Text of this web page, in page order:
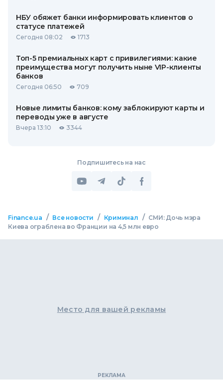
НБУ обяжет банки информировать клиентов о
статусе платежей
Сегодня 08:02 1713
Топ-5 премиальных карт с привилегиями: какие
преимущества могут получить ныне VIP-клиенты
банков
Сегодня 06:50 709
Новые лимиты банков: кому заблокируют карты и
переводы уже в августе
Вчера 13:10 3344
Подпишитесь на нас
Finance.ua / Все новости / Криминал / СМИ: Дочь мэра
Киева ограблена во Франции на 4,5 млн евро
Место для вашей рекламы